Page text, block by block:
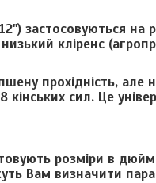
застосовуються на
кліренс
прохідність, але
сил. Це
розміри в
Вам визначити